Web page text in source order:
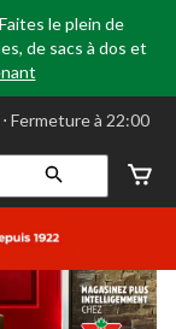
le plein de
de sacs à dos et
⋅ Fermeture à 22:00